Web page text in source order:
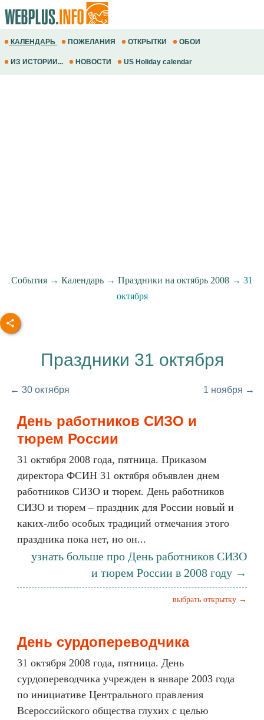
КАЛЕНДАРЬ ПОЖЕЛАНИЯ ОТКРЫТКИ ОБОИ
ИЗ ИСТОРИИ... НОВОСТИ US Holiday calendar
События → Календарь → Праздники на октябрь 2008 → 31
октября
Праздники 31 октября
← 30 октября 1 ноября →
День работников СИЗО и
тюрем России
31 октября 2008 года, пятница. Приказом
директора ФСИН 31 октября объявлен днем
работников СИЗО и тюрем. День работников
СИЗО и тюрем – праздник для России новый и
каких-либо особых традиций отмечания этого
праздника пока нет, но он...
узнать больше про День работников СИЗО
и тюрем России в 2008 году →
выбрать открытку →
День сурдопереводчика
31 октября 2008 года, пятница. День
сурдопереводчика учрежден в январе 2003 года
по инициативе Центрального правления
Всероссийского общества глухих с целью